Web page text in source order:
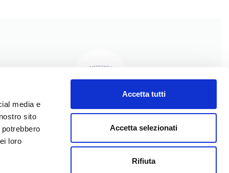
media e
sito
loro
Accetta tutti
Accetta selezionati
Rifiuta
I NOSTRI VALORI
LA NOSTRA STORIA